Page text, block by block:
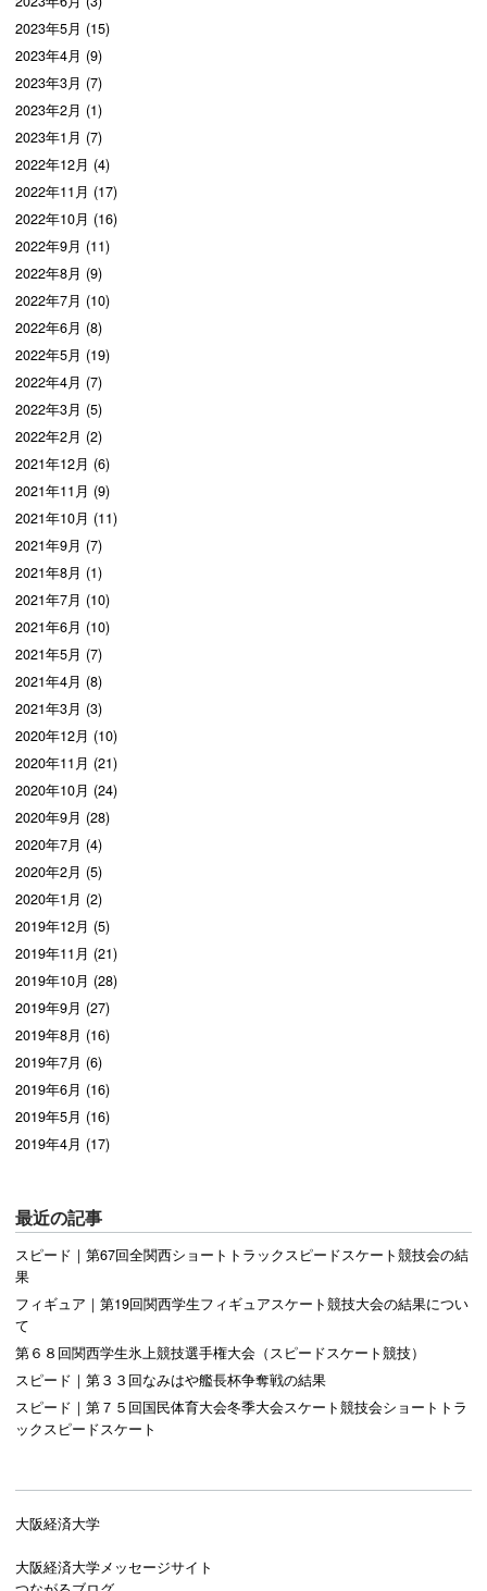
2023年5月 (15)
2023年4月 (9)
2023年3月 (7)
2023年2月 (1)
2023年1月 (7)
2022年12月 (4)
2022年11月 (17)
2022年10月 (16)
2022年9月 (11)
2022年8月 (9)
2022年7月 (10)
2022年6月 (8)
2022年5月 (19)
2022年4月 (7)
2022年3月 (5)
2022年2月 (2)
2021年12月 (6)
2021年11月 (9)
2021年10月 (11)
2021年9月 (7)
2021年8月 (1)
2021年7月 (10)
2021年6月 (10)
2021年5月 (7)
2021年4月 (8)
2021年3月 (3)
2020年12月 (10)
2020年11月 (21)
2020年10月 (24)
2020年9月 (28)
2020年7月 (4)
2020年2月 (5)
2020年1月 (2)
2019年12月 (5)
2019年11月 (21)
2019年10月 (28)
2019年9月 (27)
2019年8月 (16)
2019年7月 (6)
2019年6月 (16)
2019年5月 (16)
2019年4月 (17)
最近の記事
スピード｜第67回全関西ショートトラックスピードスケート競技会の結
果
フィギュア｜第19回関西学生フィギュアスケート競技大会の結果につい
て
第６８回関西学生氷上競技選手権大会（スピードスケート競技）
スピード｜第３３回なみはや艦長杯争奪戦の結果
スピード｜第７５回国民体育大会冬季大会スケート競技会ショートトラ
ックスピードスケート
大阪経済大学
大阪経済大学メッセージサイト